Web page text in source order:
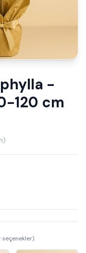
-
120 cm
seçenekler)